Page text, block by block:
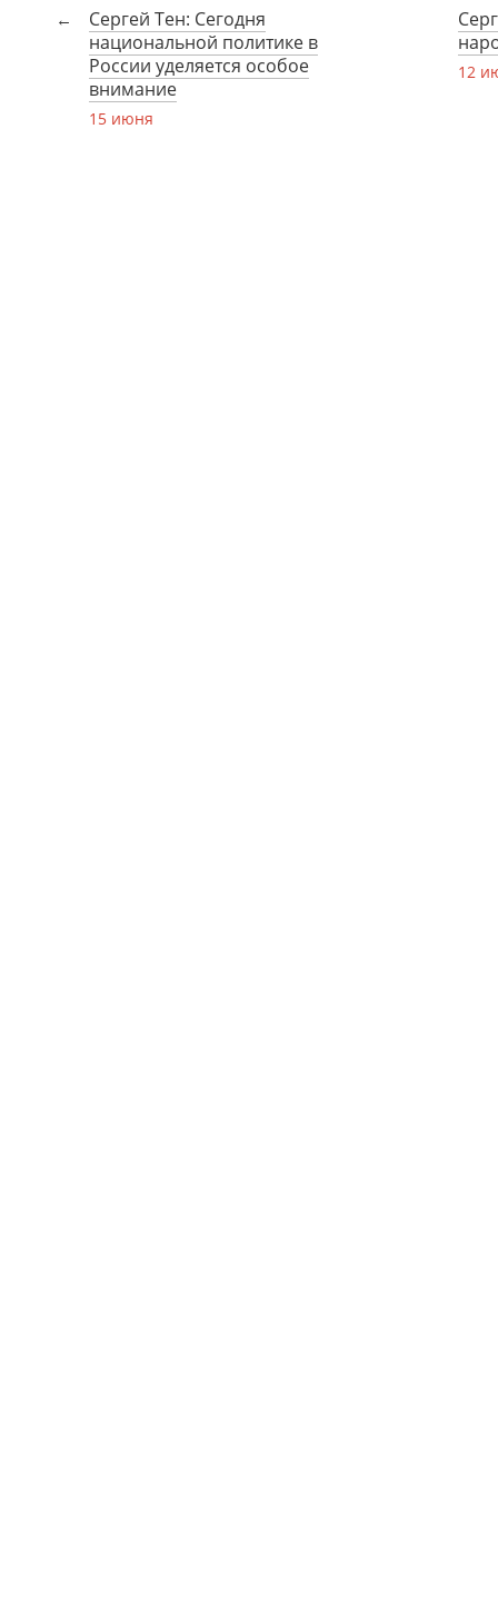
Сергей Тен: Сегодня
национальной политике в
России уделяется особое
внимание
15 июня
12